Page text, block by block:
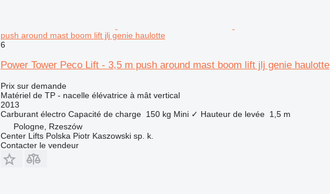
push around mast boom lift jlj genie haulotte
6
Power Tower Peco Lift - 3,5 m push around mast boom lift jlj genie haulotte
Prix sur demande
Matériel de TP - nacelle élévatrice à mât vertical
2013
Carburant électro Capacité de charge 150 kg Mini ✓ Hauteur de levée 1,5 m
Pologne, Rzeszów
Center Lifts Polska Piotr Kaszowski sp. k.
Contacter le vendeur